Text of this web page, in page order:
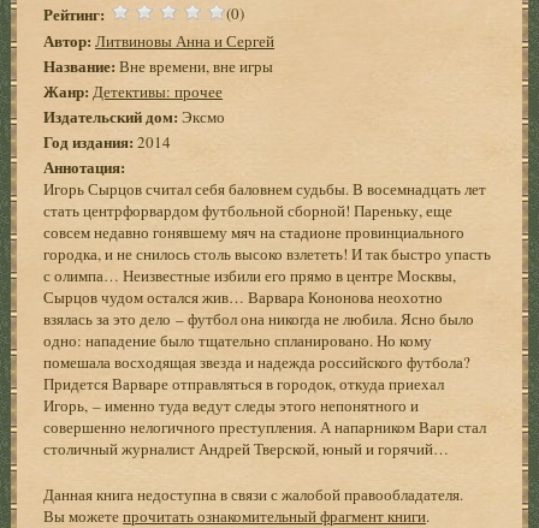
Рейтинг: (0)
Автор: Литвиновы Анна и Сергей
Название: Вне времени, вне игры
Жанр: Детективы: прочее
Издательский дом: Эксмо
Год издания: 2014
Аннотация:
Игорь Сырцов считал себя баловнем судьбы. В восемнадцать лет
стать центрфорвардом футбольной сборной! Пареньку, еще
совсем недавно гонявшему мяч на стадионе провинциального
городка, и не снилось столь высоко взлететь! И так быстро упасть
с олимпа… Неизвестные избили его прямо в центре Москвы,
Сырцов чудом остался жив… Варвара Кононова неохотно
взялась за это дело – футбол она никогда не любила. Ясно было
одно: нападение было тщательно спланировано. Но кому
помешала восходящая звезда и надежда российского футбола?
Придется Варваре отправляться в городок, откуда приехал
Игорь, – именно туда ведут следы этого непонятного и
совершенно нелогичного преступления. А напарником Вари стал
столичный журналист Андрей Тверской, юный и горячий…
Данная книга недоступна в связи с жалобой правообладателя.
Вы можетепрочитать ознакомительный фрагмент книги.